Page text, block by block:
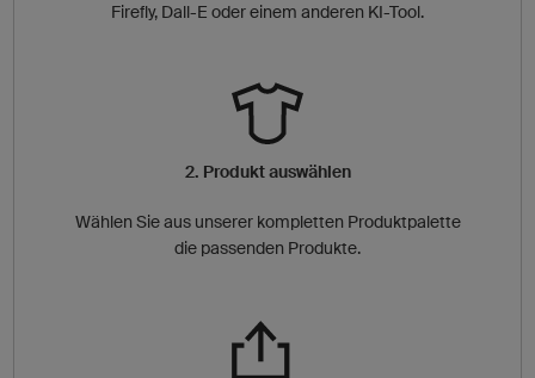
Firefly, Dall-E oder einem anderen KI-Tool.
2. Produkt auswählen
Wählen Sie aus unserer kompletten Produktpalette
die passenden Produkte.